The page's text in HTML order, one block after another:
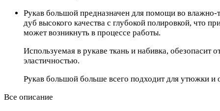
Рукав большой предназначен для помощи во влажно-
дуб высокого качества с глубокой полировкой, что
может возникнуть в процессе работы.
Используемая в рукаве ткань и набивка,
эластичностью.
Рукав большой больше всего подходит для утюжки
Все описание